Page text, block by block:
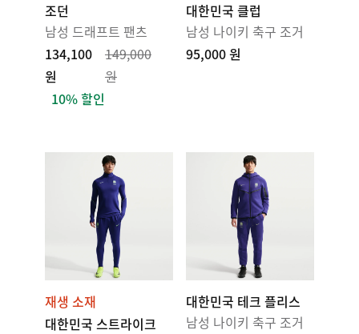
조던
남성 드래프트 팬츠
134,100
원
149,000
원
10% 할인
대한민국 클럽
남성 나이키 축구 조거
95,000 원
재생 소재
대한민국 스트라이크
대한민국 테크 플리스
남성 나이키 축구 조거